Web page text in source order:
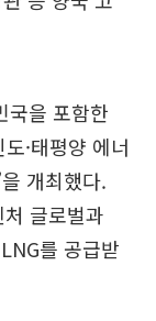
국을 포함한
·태평양 에너
개최했다.
글로벌과
를 공급받